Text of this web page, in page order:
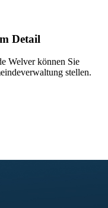
Detail
Welver können Sie
stellen.